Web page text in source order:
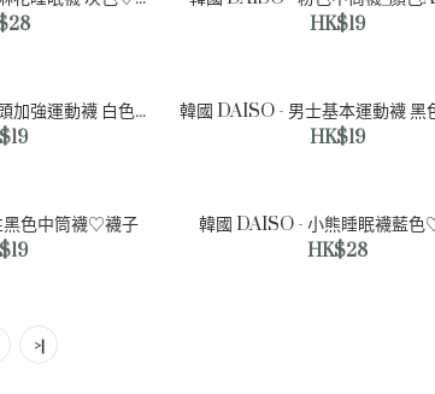
HK$19
韓國 DAISO - 女性前頭加強運動襪 白色♡襪子
韓國 DAISO - 男士基本運動襪
HK$19
色中筒襪♡襪子
韓國 DAISO - 小熊睡眠襪藍
HK$28
>|